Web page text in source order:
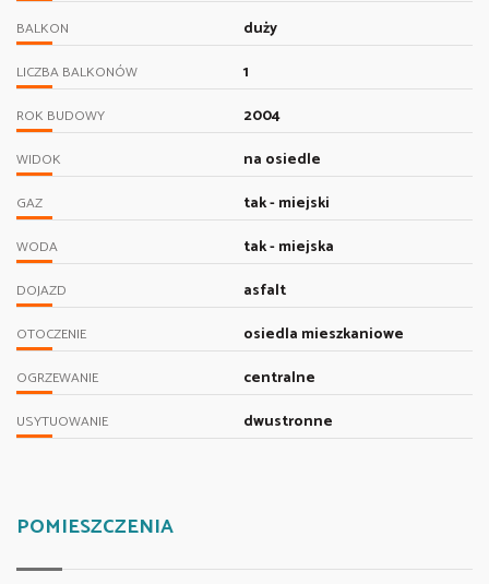
BALKON duży
LICZBA BALKONÓW 1
ROK BUDOWY 2004
WIDOK na osiedle
GAZ tak - miejski
WODA tak - miejska
DOJAZD asfalt
OTOCZENIE osiedla mieszkaniowe
OGRZEWANIE centralne
USYTUOWANIE dwustronne
POMIESZCZENIA